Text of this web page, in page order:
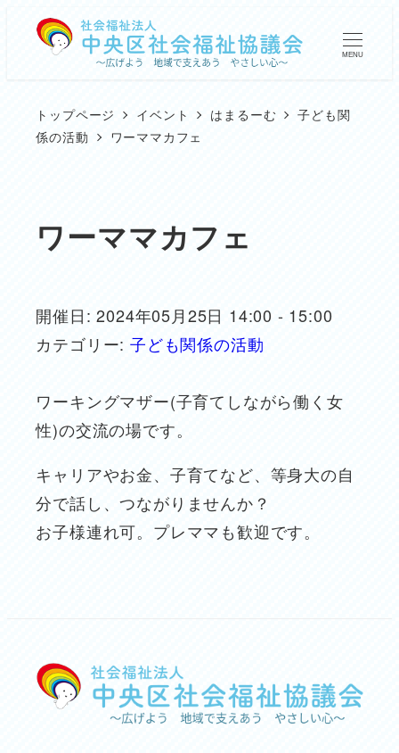
MENU
トップページ イベント はまるーむ
子ども関
係の活動
ワーママカフェ
ワーママカフェ
開催日: 2024年05月25日 14:00 - 15:00
カテゴリー: 子ども関係の活動
ワーキングマザー(子育てしながら働く女
性)の交流の場です。
キャリアやお金、子育てなど、等身大の自
分で話し、つながりませんか？
お子様連れ可。プレママも歓迎です。